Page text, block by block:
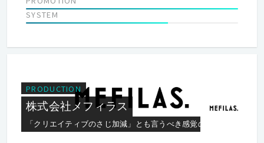
SYSTEM
PRODUCTION
株式会社メフィラス
「クリエイティブのさじ加減」とも言うべき感覚の体験訴求